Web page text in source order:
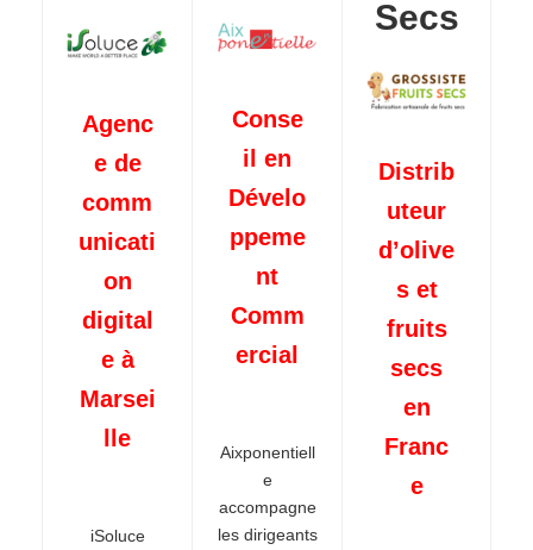
Agenc
e de
comm
unicati
on
digital
e à
Marsei
lle
iSoluce
Conse
il en
Dévelo
ppeme
nt
Comm
ercial
Aixponentiell
e
accompagne
les dirigeants
Secs
Distrib
uteur
d’olive
s et
fruits
secs
en
Franc
e